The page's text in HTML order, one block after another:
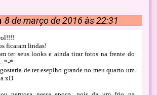
8 de março de 2016 às 22:31
ficaram lindas!
ter seus looks e ainda tirar fotos na frente do
*-*
de ter eseplho grande no meu quarto um
xD